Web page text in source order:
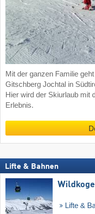
Mit der ganzen Familie
Gitschberg Jochtal in
Hier wird der Skiurlaub mit
Erlebnis.
Lifte & Bahnen
Lifte &